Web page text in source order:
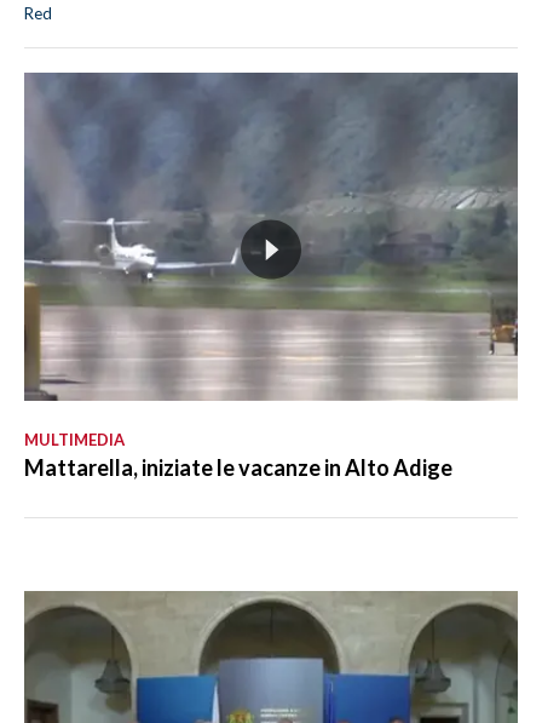
Red
MULTIMEDIA
Mattarella, iniziate le vacanze in Alto Adige